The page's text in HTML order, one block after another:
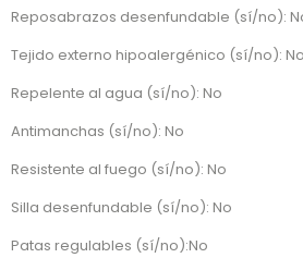
Reposabrazos desenfundable (sí/no):
Tejido externo hipoalergénico (sí/no): No
Repelente al agua (sí/no): No
Antimanchas (sí/no): No
Resistente al fuego (sí/no): No
Silla desenfundable (sí/no): No
Patas regulables (sí/no):No